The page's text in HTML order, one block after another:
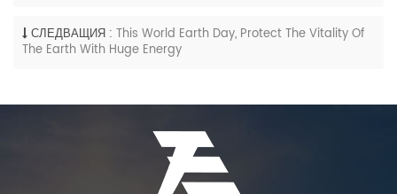
СЛЕДВАЩИЯ : This World Earth Day, Protect The Vitality Of
The Earth With Huge Energy